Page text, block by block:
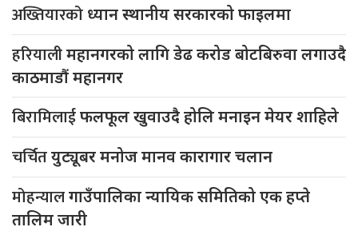
अख्तियारको ध्यान स्थानीय सरकारको फाइलमा
हरियालीमहानगरको लागि डेढ करोड बोटबिरुवा लगाउदै
काठमाडौं महानगर
बिरामिलाईफलफूल खुवाउदै होलि मनाइन मेयर शाहिले
चर्चितयुट्यूबर मनोज मानव कारागार चलान
मोहन्यालगाउँपालिका न्यायिक समितिको एक हप्ते
तालिम जारी